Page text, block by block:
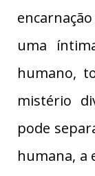
uma
humano,
mistério
pode
humana, a